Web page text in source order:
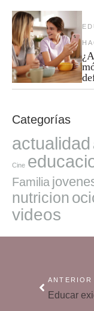
Categorías
actualidad
Cine
Familia
nutricion
videos
ANTERIOR